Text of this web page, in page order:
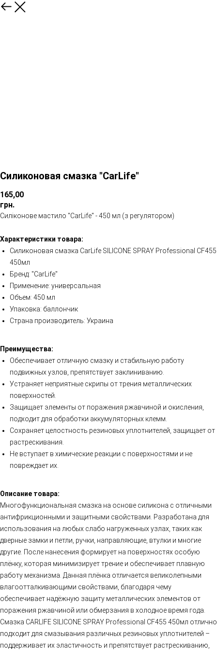
Силиконовая смазка "CarLife"
165,00
грн.
Силіконове мастило "CarLife" - 450 мл (з регулятором)
Характеристики товара:
Силиконовая смазка CarLife SILICONE SPRAY Professional CF455
450мл
Бренд: "CarLife"
Применение: универсальная
Объем: 450 мл
Упаковка: баллончик
Страна производитель: Украина
Преимущества:
Обеспечивает отличную смазку и стабильную работу
подвижных узлов, препятствует заклиниванию.
Устраняет неприятные скрипы от трения металлических
поверхностей.
Защищает элементы от поражения ржавчиной и окисления,
подходит для обработки аккумуляторных клемм.
Сохраняет целостность резиновых уплотнителей, защищает от
растрескивания.
Не вступает в химические реакции с поверхностями и не
повреждает их.
Описание товара:
Многофункциональная смазка на основе силикона с отличными
антифрикционными и защитными свойствами. Разработана для
использования на любых слабо нагруженных узлах, таких как
дверные замки и петли, ручки, направляющие, втулки и многие
другие. После нанесения формирует на поверхностях особую
плёнку, которая минимизирует трение и обеспечивает плавную
работу механизма. Данная плёнка отличается великолепными
влагоотталкивающими свойствами, благодаря чему
обеспечивает надёжную защиту металлических элементов от
поражения ржавчиной или обмерзания в холодное время года.
Смазка CARLIFE SILICONE SPRAY Professional CF455 450мл отлично
подходит для смазывания различных резиновых уплотнителей –
поддерживает их эластичность и препятствует растрескиванию,